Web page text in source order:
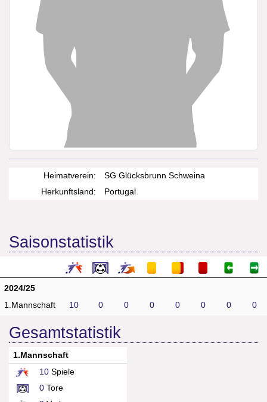
Heimatverein:
SG Glücksbrunn Schweina
Herkunftsland:
Portugal
Saisonstatistik
2024/25
1.Mannschaft
10 0 0 0 0 0 0 0
Gesamtstatistik
1.Mannschaft
10 Spiele
0 Tore